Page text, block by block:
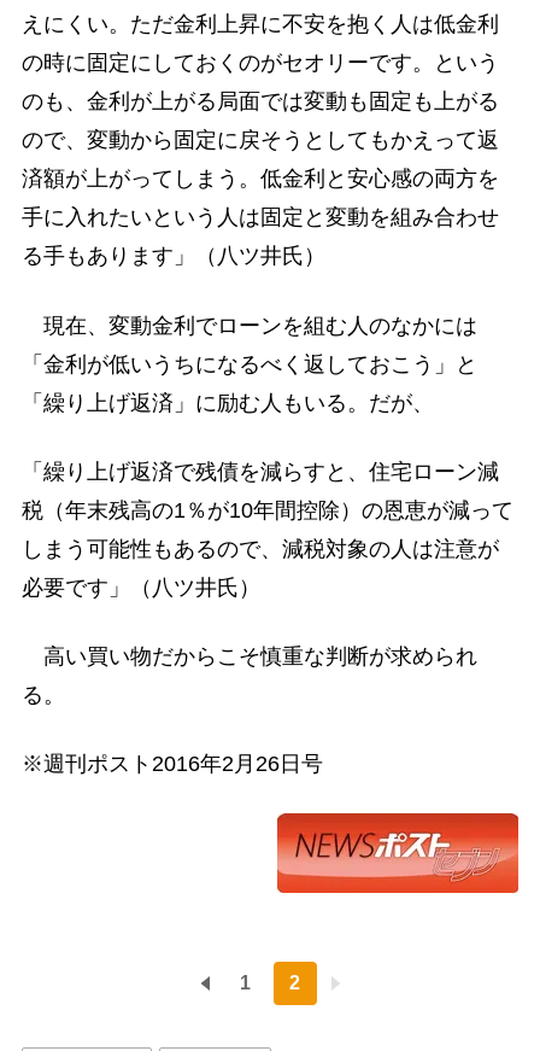
えにくい。ただ金利上昇に不安を抱く人は低金利
の時に固定にしておくのがセオリーです。という
のも、金利が上がる局面では変動も固定も上がる
ので、変動から固定に戻そうとしてもかえって返
済額が上がってしまう。低金利と安心感の両方を
手に入れたいという人は固定と変動を組み合わせ
る手もあります」（八ツ井氏）
現在、変動金利でローンを組む人のなかには
「金利が低いうちになるべく返しておこう」と
「繰り上げ返済」に励む人もいる。だが、
「繰り上げ返済で残債を減らすと、住宅ローン減
税（年末残高の1％が10年間控除）の恩恵が減って
しまう可能性もあるので、減税対象の人は注意が
必要です」（八ツ井氏）
高い買い物だからこそ慎重な判断が求められ
る。
※週刊ポスト2016年2月26日号
1 2